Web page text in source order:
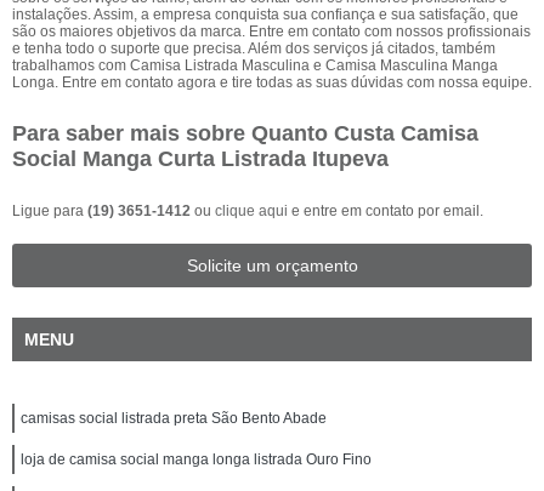
instalações. Assim, a empresa conquista sua confiança e sua satisfação, que
são os maiores objetivos da marca. Entre em contato com nossos profissionais
e tenha todo o suporte que precisa. Além dos serviços já citados, também
trabalhamos com Camisa Listrada Masculina e Camisa Masculina Manga
Longa. Entre em contato agora e tire todas as suas dúvidas com nossa equipe.
Para saber mais sobre Quanto Custa Camisa
Social Manga Curta Listrada Itupeva
Ligue para (19) 3651-1412 ou clique aqui e entre em contato por email.
Solicite um orçamento
MENU
camisas social listrada preta São Bento Abade
loja de camisa social manga longa listrada Ouro Fino